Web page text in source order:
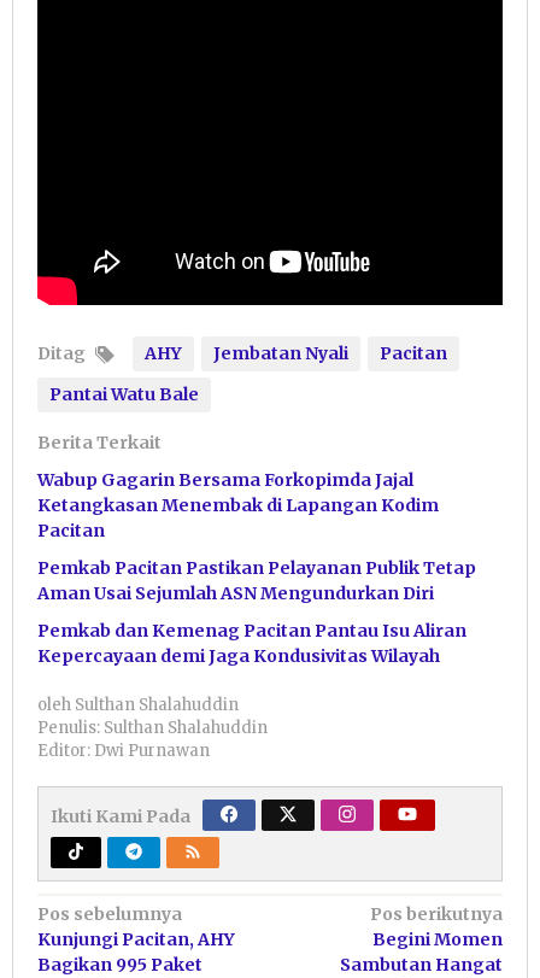
Ditag AHY Jembatan Nyali
Pacitan
Pantai Watu Bale
Berita Terkait
Wabup Gagarin Bersama Forkopimda Jajal
Ketangkasan Menembak di Lapangan Kodim
Pacitan
Pemkab Pacitan Pastikan Pelayanan Publik Tetap
Aman Usai Sejumlah ASN Mengundurkan Diri
Pemkab dan Kemenag Pacitan Pantau Isu Aliran
Kepercayaan demi Jaga Kondusivitas Wilayah
oleh Sulthan Shalahuddin
Penulis: Sulthan Shalahuddin
Editor: Dwi Purnawan
Ikuti Kami Pada
Navigasi
pos
Pos sebelumnya
Kunjungi Pacitan, AHY
Bagikan 995 Paket
Pos berikutnya
Begini Momen
Sambutan Hangat